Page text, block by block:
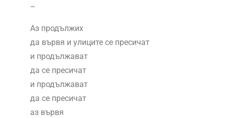
–
Аз продължих
да вървя и улиците се пресичат
и продължават
да се пресичат
и продължават
да се пресичат
аз вървя